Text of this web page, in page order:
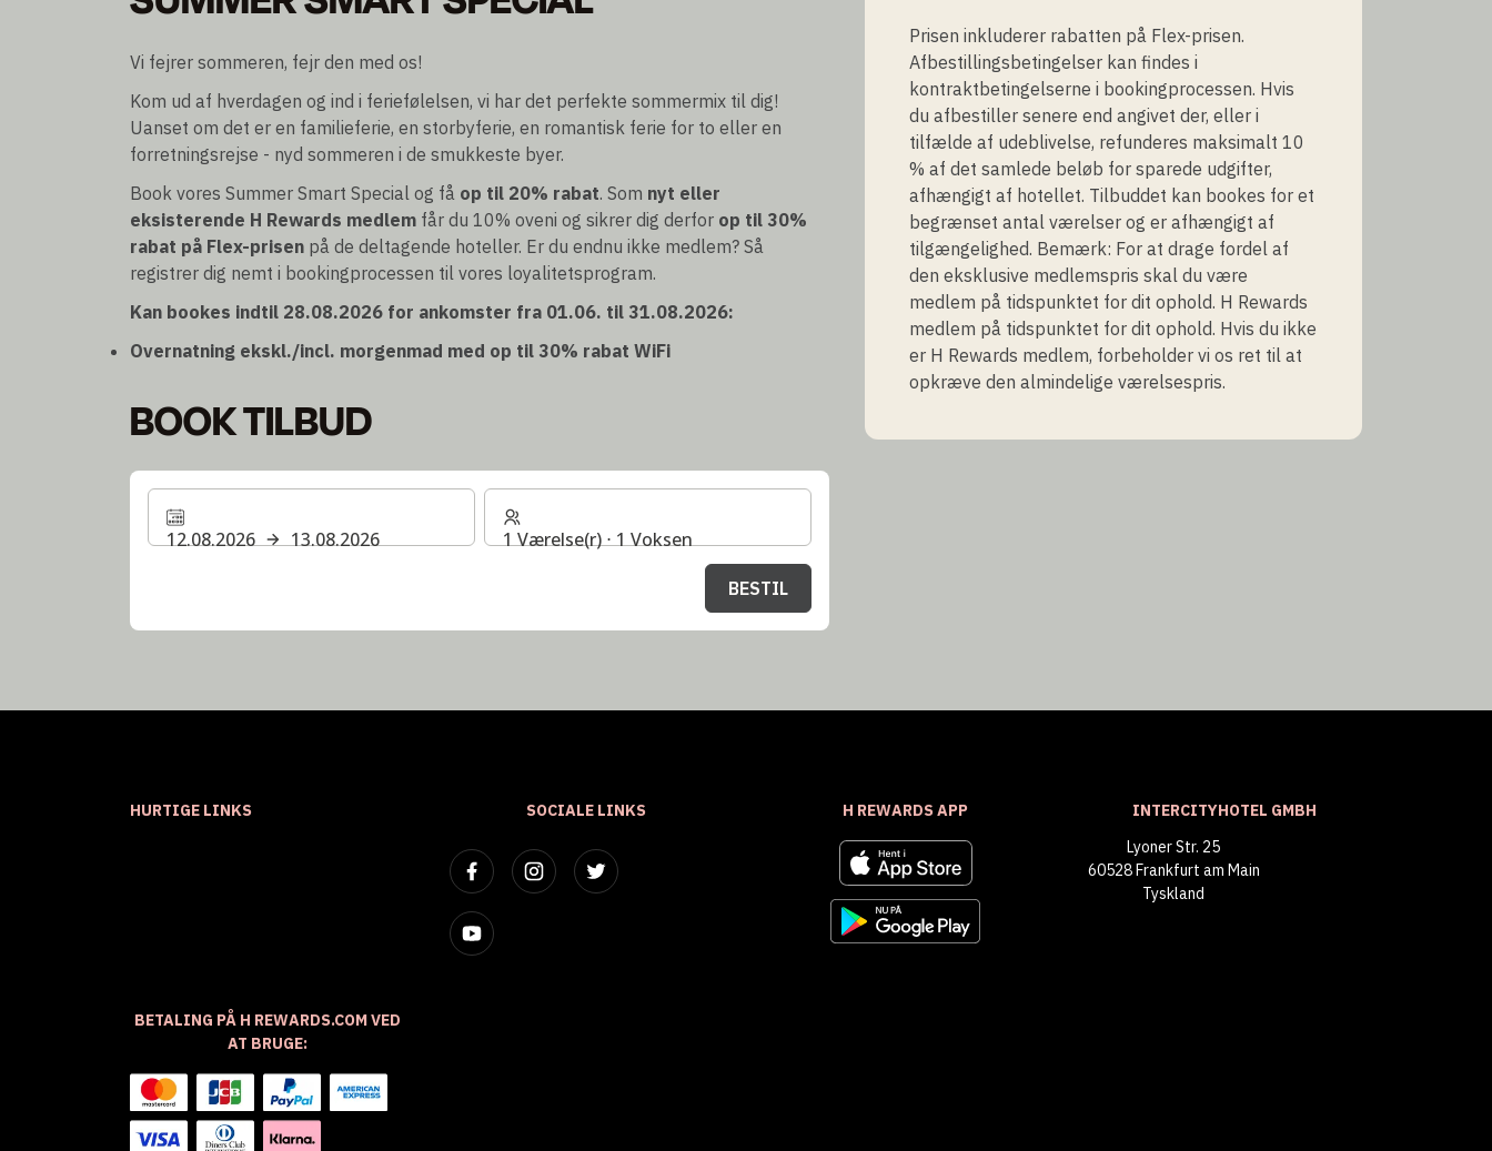
Vi fejrer sommeren, fejr den med os!
Kom ud af hverdagen og ind i feriefølelsen, vi har det perfekte sommermix til dig!
Uanset om det er en familieferie, en storbyferie, en romantisk ferie for to eller en
forretningsrejse - nyd sommeren i de smukkeste byer.
Book vores Summer Smart Special og få op til 20% rabat. Som nyt eller
eksisterende H Rewards medlem får du 10% oveni og sikrer dig derfor op til 30%
rabat på Flex-prisen på de deltagende hoteller. Er du endnu ikke medlem? Så
registrer dig nemt i bookingprocessen til vores loyalitetsprogram.
Kan bookes indtil 28.08.2026 for ankomster fra 01.06. til 31.08.2026:
Overnatning ekskl./incl. morgenmad med op til 30% rabat WiFi
BOOK TILBUD
12.08.2026 13.08.2026 1 Værelse(r) ⋅ 1 Voksen
BESTIL
Prisen inkluderer rabatten på Flex-prisen.
Afbestillingsbetingelser kan findes i
kontraktbetingelserne i bookingprocessen. Hvis
du afbestiller senere end angivet der, eller i
tilfælde af udeblivelse, refunderes maksimalt 10
% af det samlede beløb for sparede udgifter,
afhængigt af hotellet. Tilbuddet kan bookes for et
begrænset antal værelser og er afhængigt af
tilgængelighed. Bemærk: For at drage fordel af
den eksklusive medlemspris skal du være
medlem på tidspunktet for dit ophold. H Rewards
medlem på tidspunktet for dit ophold. Hvis du ikke
er H Rewards medlem, forbeholder vi os ret til at
opkræve den almindelige værelsespris.
HURTIGE LINKS SOCIALE LINKS H REWARDS APP
INTERCITYHOTEL GMBH
Lyoner Str. 25
60528 Frankfurt am Main
Tyskland
BETALING PÅ H REWARDS.COM VED
AT BRUGE: